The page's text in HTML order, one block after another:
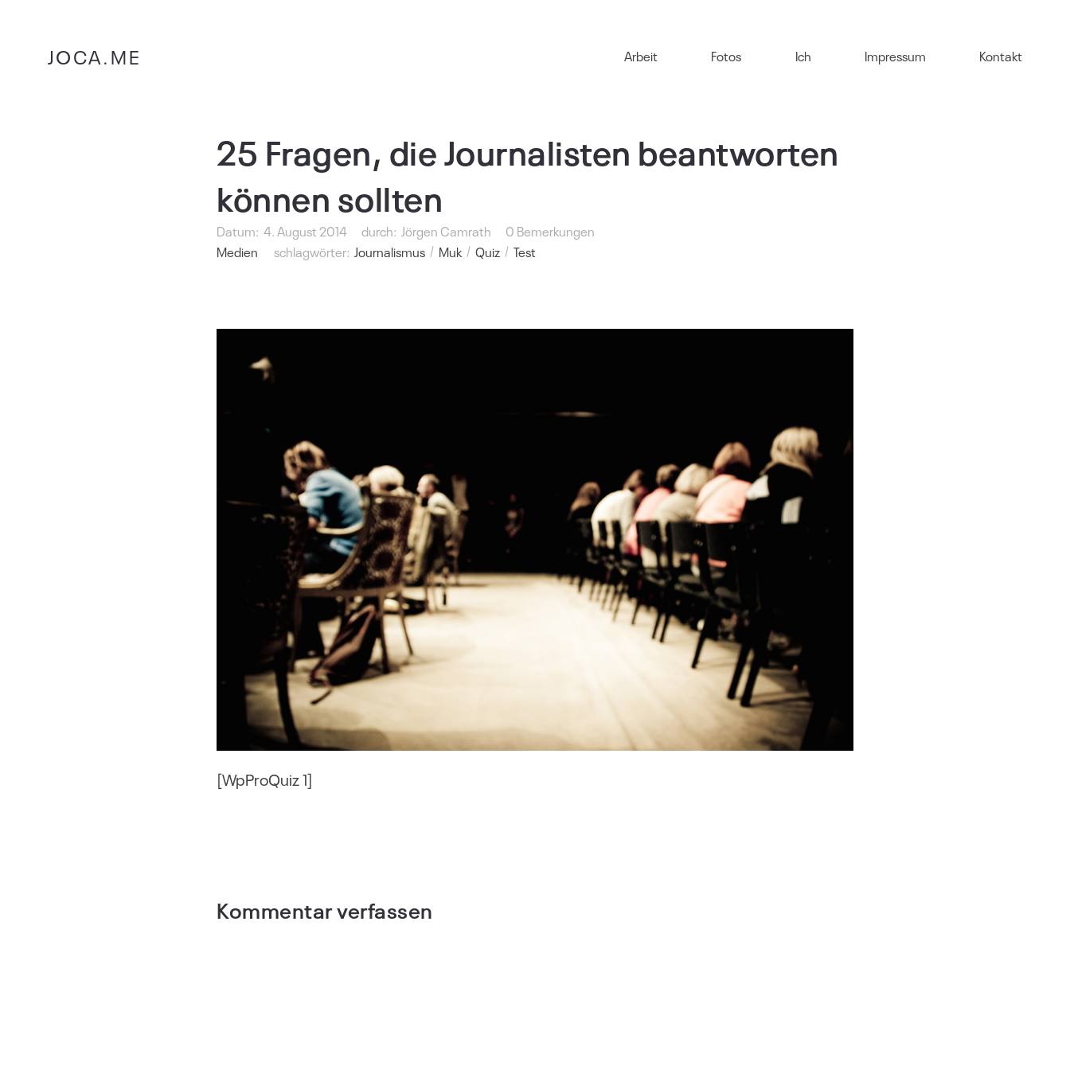
JOCA.ME Arbeit Fotos Ich Impressum Kontakt
25 Fragen, die Journalisten beantworten
können sollten
Datum: 4. August 2014 durch: Jörgen Camrath
0 Bemerkungen
Medien
schlagwörter: Journalismus Muk Quiz Test
[WpProQuiz 1]
Kommentar verfassen